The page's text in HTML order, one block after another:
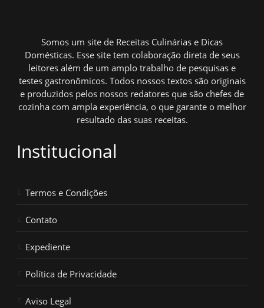
Somos um site de Receitas Culinárias e Dicas
Domésticas. Esse site tem colaboração direta de seus
leitores além de um amplo trabalho de pesquisas e
testes gastronômicos. Todos nossos textos são originais
e produzidos pelos nossos redatores que são chefes de
cozinha com ampla experiência, o que garante o melhor
resultado das suas receitas.
Institucional
Termos e Condições
Contato
Expediente
Política de Privacidade
Aviso Legal